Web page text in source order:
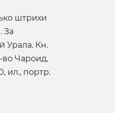
штрихи
За
Урала. Кн.
во Чароид,
ил., портр.